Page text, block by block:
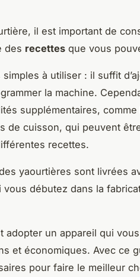
il est important de
des recettes que vous
à utiliser : il suffit
la machine.
supplémentaires, comme
de cuisson, qui peuvent
recettes.
yaourtières sont livrées
débutez dans la
adopter un appareil qui
et économiques. Avec ce
pour faire le meilleur